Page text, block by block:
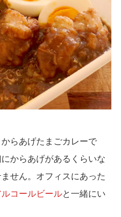
らあげたまごカレーで
からあげがあるくらいな
せん。オフィスにあった
コールビールと一緒にい